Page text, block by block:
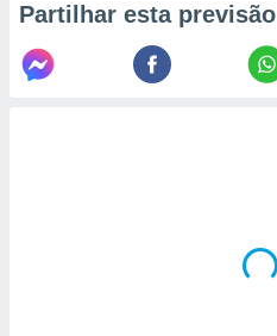
Partilhar esta previsão